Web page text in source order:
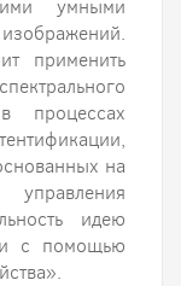
умными
применить
процессах
на
идею
с помощью